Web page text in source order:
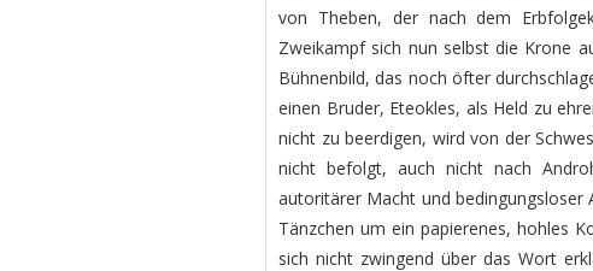
von Theben, der nach dem
Zweikampf sich nun selbst die Krone
Bühnenbild, das noch öfter
einen Bruder, Eteokles, als Held zu
nicht zu beerdigen, wird von der
nicht befolgt, auch nicht nach
autoritärer Macht und bedingungsloser
Tänzchen um ein papierenes, hohles
sich nicht zwingend über das Wort